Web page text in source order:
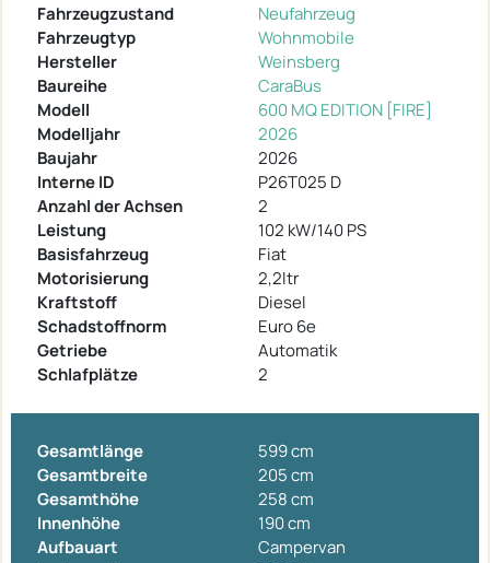
Fahrzeugzustand
Neufahrzeug
Fahrzeugtyp
Wohnmobile
Hersteller
Weinsberg
Baureihe
CaraBus
Modell
600 MQ EDITION [FIRE]
Modelljahr
2026
Baujahr
2026
Interne ID
P26T025 D
Anzahl der Achsen
2
Leistung
102 kW/140 PS
Basisfahrzeug
Fiat
Motorisierung
2,2ltr
Kraftstoff
Diesel
Schadstoffnorm
Euro 6e
Getriebe
Automatik
Schlafplätze
2
Gesamtlänge
599 cm
Gesamtbreite
205 cm
Gesamthöhe
258 cm
Innenhöhe
190 cm
Aufbauart
Campervan